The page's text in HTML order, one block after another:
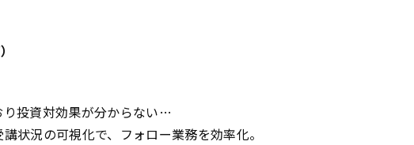
投資対効果が分からない…
状況の可視化で、フォロー業務を効率化。